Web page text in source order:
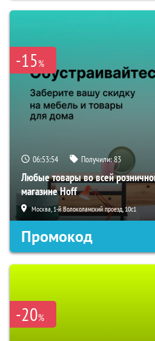
-15%
06:53:53 Получили:83
Любые товары во всей
магазине Hoff
Москва, 1-й Волоколамский проезд, 10с1
Промокод
-20%